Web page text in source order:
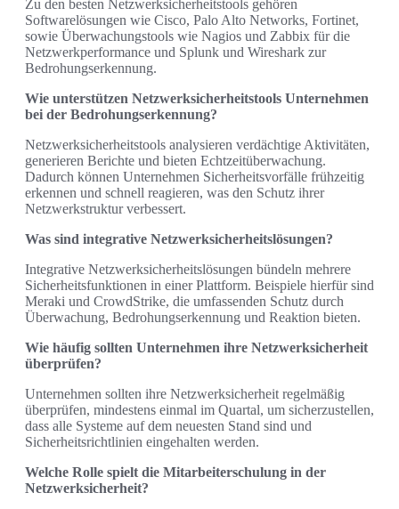
Zu den besten Netzwerksicherheitstools gehören
Softwarelösungen wie Cisco, Palo Alto Networks, Fortinet,
sowie Überwachungstools wie Nagios und Zabbix für die
Netzwerkperformance und Splunk und Wireshark zur
Bedrohungserkennung.
Wie unterstützen Netzwerksicherheitstools Unternehmen
bei der Bedrohungserkennung?
Netzwerksicherheitstools analysieren verdächtige Aktivitäten,
generieren Berichte und bieten Echtzeitüberwachung.
Dadurch können Unternehmen Sicherheitsvorfälle frühzeitig
erkennen und schnell reagieren, was den Schutz ihrer
Netzwerkstruktur verbessert.
Was sind integrative Netzwerksicherheitslösungen?
Integrative Netzwerksicherheitslösungen bündeln mehrere
Sicherheitsfunktionen in einer Plattform. Beispiele hierfür sind
Meraki und CrowdStrike, die umfassenden Schutz durch
Überwachung, Bedrohungserkennung und Reaktion bieten.
Wie häufig sollten Unternehmen ihre Netzwerksicherheit
überprüfen?
Unternehmen sollten ihre Netzwerksicherheit regelmäßig
überprüfen, mindestens einmal im Quartal, um sicherzustellen,
dass alle Systeme auf dem neuesten Stand sind und
Sicherheitsrichtlinien eingehalten werden.
Welche Rolle spielt die Mitarbeiterschulung in der
Netzwerksicherheit?